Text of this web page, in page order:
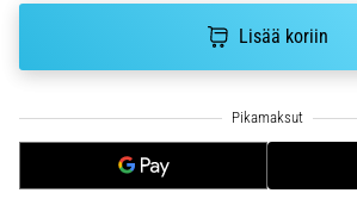
polvi:
hoito
ennaltaehkäisy
polvi,
Lisää koriin